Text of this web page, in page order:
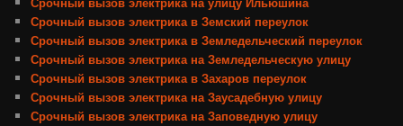
Срочный вызов электрика в Земский переулок
Срочный вызов электрика в Земледельческий переулок
Срочный вызов электрика на Земледельческую улицу
Срочный вызов электрика в Захаров переулок
Срочный вызов электрика на Заусадебную улицу
Срочный вызов электрика на Заповедную улицу